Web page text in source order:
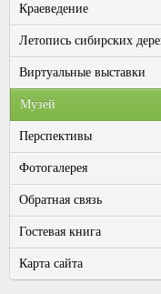
Краеведение
Летопись сибирских
Виртуальные выставки
Музей
Перспективы
Фотогалерея
Обратная связь
Гостевая книга
Карта сайта